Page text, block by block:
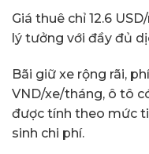
Giá thuê chỉ 12.6
lý tưởng với đầy đủ
Bãi giữ xe rộng rãi,
VND/xe/tháng, ô tô
được tính theo mức
sinh chi phí.